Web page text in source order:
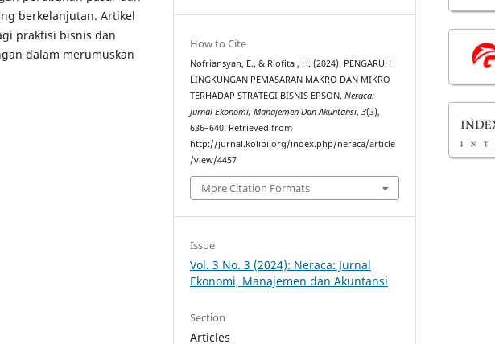
berkelanjutan. Artikel
praktisi bisnis dan
dalam merumuskan
How to Cite
Nofriansyah, E., & Riofita , H. (2024). PENGARUH
LINGKUNGAN PEMASARAN MAKRO DAN MIKRO
TERHADAP STRATEGI BISNIS EPSON.Neraca:
Jurnal Ekonomi, Manajemen Dan Akuntansi,3(3),
636–640. Retrieved from
http://jurnal.kolibi.org/index.php/neraca/article
/view/4457
More Citation Formats
Issue
Vol. 3 No. 3 (2024): Neraca: Jurnal
Ekonomi, Manajemen dan Akuntansi
Section
Articles